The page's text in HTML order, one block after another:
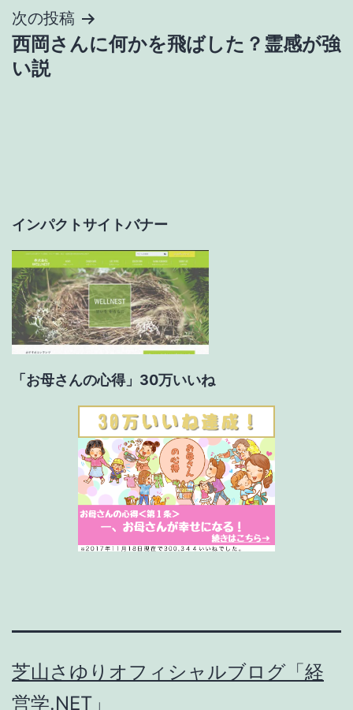
ナ
ビ
ン
次の投稿
西岡さんに何かを飛ばした？霊感が強
い説
インパクトサイトバナー
「お母さんの心得」30万いいね
芝山さゆりオフィシャルブログ「経
営学.NET」